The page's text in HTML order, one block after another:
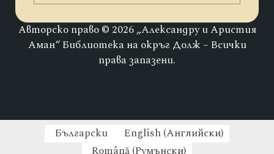
Авторско право © 2026 „Александру и Аристия
Аман“ Библиотека на окръг Долж – Всички
права запазени.
Български English(Английски)
Română(Румънски)